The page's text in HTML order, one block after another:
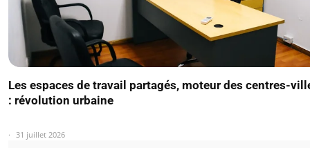
Les espaces de travail partagés, moteur des centres-
: révolution urbaine
31 juillet 2026